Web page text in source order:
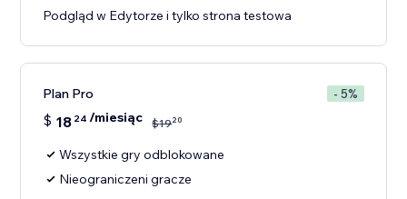
Podgląd w Edytorze i tylko strona testowa
Plan Pro - 5%
$ 18 24 /miesiąc $1920
Wszystkie gry odblokowane
Nieograniczeni gracze